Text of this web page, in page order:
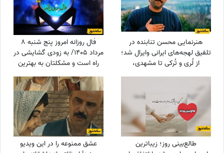
هنرنمایی محسن تنابنده در
تلفیق لهجه‌های ایرانی وایرال شد؛
از لُری و تُرکی تا مشهدی،
مازندرانی و فارسی دری + ویدئو
فال روزانه امروز پنج شنبه 8
مرداد 1405/ به زودی گشایشی در
راه است و مشکلتان به بهترین
نحو حل خواهد شد
طالع‌بینی روز؛ زیباترین
عشق ممنوعه را در این ویدیو